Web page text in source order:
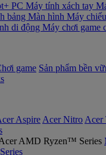
PC Máy tính xách tay
bảng Màn hình Máy chiếu
di động Máy chơi game
game Sản phẩm bền
Aspire Acer Nitro Acer